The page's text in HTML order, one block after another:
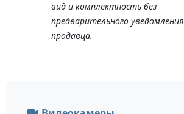
вид и комплектность без
предварительного уведомления
продавца.